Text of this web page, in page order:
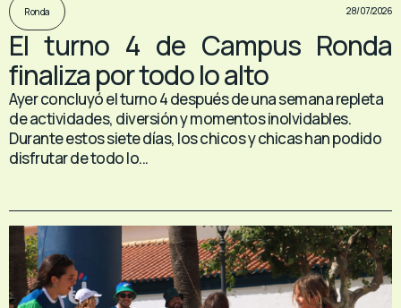
Ronda 28/07/2026
El turno 4 de Campus Ronda
finaliza por todo lo alto
Ayer concluyó el turno 4 después de una semana repleta
de actividades, diversión y momentos inolvidables.
Durante estos siete días, los chicos y chicas han podido
disfrutar de todo lo...